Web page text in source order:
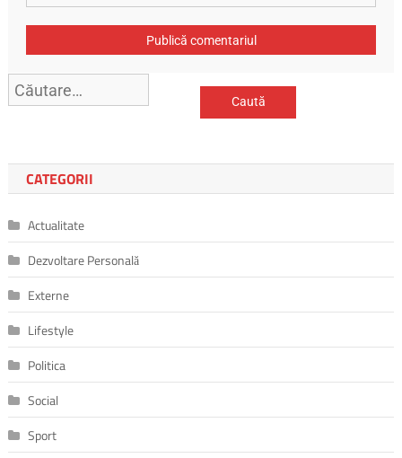
CATEGORII
Actualitate
Dezvoltare Personală
Externe
Lifestyle
Politica
Social
Sport